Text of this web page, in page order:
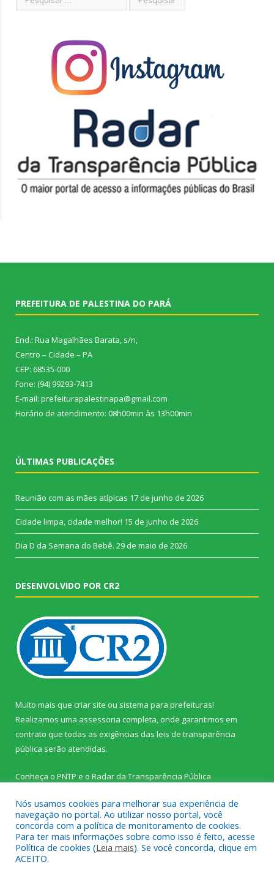
PREFEITURA DE PALESTINA DO PARÁ
End.: Rua Magalhães Barata, s/n,
Centro – Cidade – PA
CEP: 68535-000
Fone: (94) 99293-7413
E-mail: prefeiturapalestinapa@gmail.com
Horário de atendimento: 08h00min às 13h00min
ÚLTIMAS PUBLICAÇÕES
Reunião com as mães atípicas 17 de junho de 2026
Cidade limpa, cidade melhor! 15 de junho de 2026
Dia D da Semana do Bebê. 29 de maio de 2026
DESENVOLVIDO POR CR2
Muito mais que criar site ou sistema para prefeituras!
Realizamos uma assessoria completa, onde garantimos em
contrato que todas as exigências das leis de transparência
pública serão atendidas.
Conheça o PNTP e o Radar da Transparência Pública
Todos os direitos reservados a Prefeitura Municipal de Palestina
do Pará.
Nós usamos cookies para melhorar sua experiência de
navegação no portal. Ao utilizar nosso portal, você
concorda com a política de monitoramento de cookies.
Para ter mais informações sobre como isso é feito, acesse
Política de cookies (Leia mais). Se você concorda, clique em
ACEITO.